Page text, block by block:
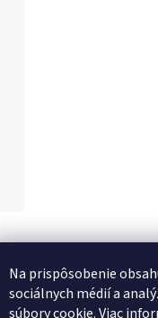
Na prispôsobenie
sociálnych médií a
súbory cookie. Viac